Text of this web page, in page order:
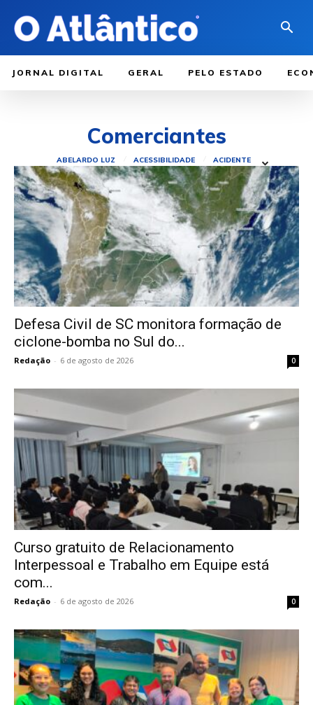
JORNAL DIGITAL GERAL PELO ESTADO
Comerciantes
ABELARDO LUZ ACESSIBILIDADE ACIDENTE
Defesa Civil de SC monitora formação de
ciclone-bomba no Sul do...
Redação - 6 de agosto de 2026 0
Curso gratuito de Relacionamento
Interpessoal e Trabalho em Equipe está
com...
Redação - 6 de agosto de 2026 0